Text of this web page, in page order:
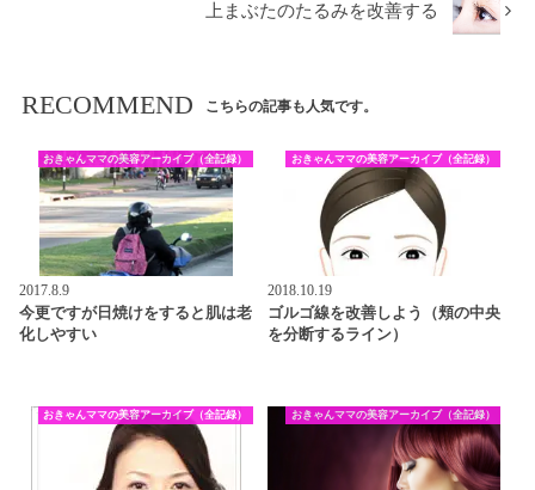
上まぶたのたるみを改善する
RECOMMEND こちらの記事も人気です。
おきゃんママの美容アーカイブ（全記録）
2017.8.9
今更ですが日焼けをすると肌は老
化しやすい
おきゃんママの美容アーカイブ（全記録）
2018.10.19
ゴルゴ線を改善しよう（頬の中央
を分断するライン）
おきゃんママの美容アーカイブ（全記録） おきゃんママの美容アーカイブ（全記録）